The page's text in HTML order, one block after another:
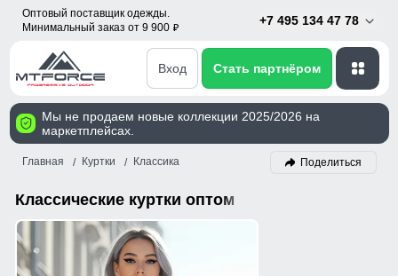
Оптовый поставщик одежды.
Минимальный заказ от 9 900 p
+7 495 134 47 78
Вход Стать партнёром
Мы не продаем новые коллекции 2025/2026 на
маркетплейсах.
Главная Куртки Классика Поделиться
Классические куртки оптом